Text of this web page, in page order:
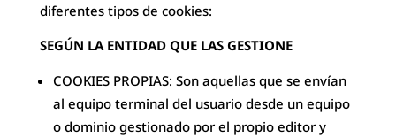
diferentes tipos de cookies:
SEGÚN LA ENTIDAD QUE LAS GESTIONE
COOKIES PROPIAS: Son aquellas que se envían
al equipo terminal del usuario desde un equipo
o dominio gestionado por el propio editor y